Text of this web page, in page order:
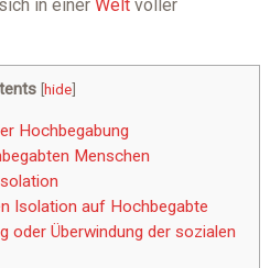
in einer Weltvoller
[hide]
Hochbegabung
Menschen
Isolation auf Hochbegabte
oder Überwindung der sozialen